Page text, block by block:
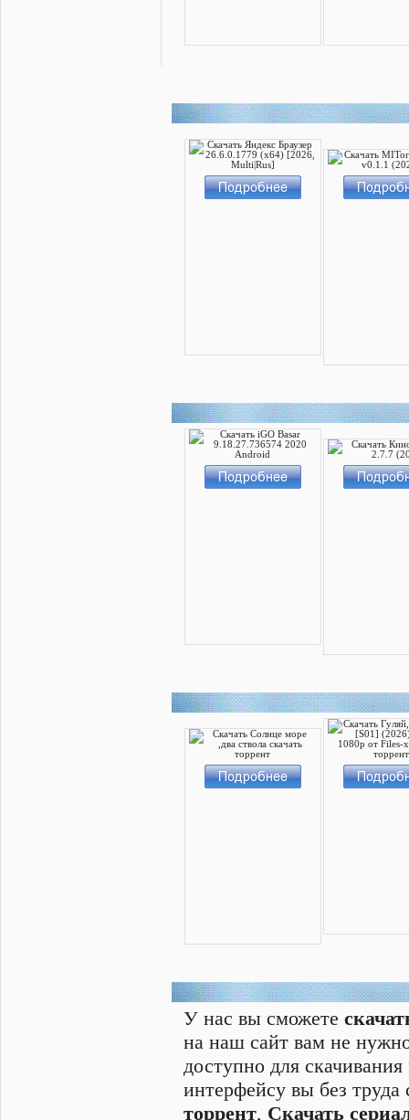
У нас вы сможете
на наш сайт вам не
доступно для
интерфейсу вы без
торрент, Скачать